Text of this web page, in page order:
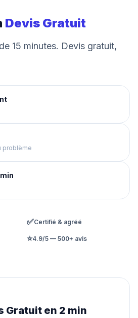
Devis Gratuit
15 minutes. Devis gratuit,
problème
✅Certifié & agréé
⭐4.9/5 — 500+ avis
Gratuit en 2 min